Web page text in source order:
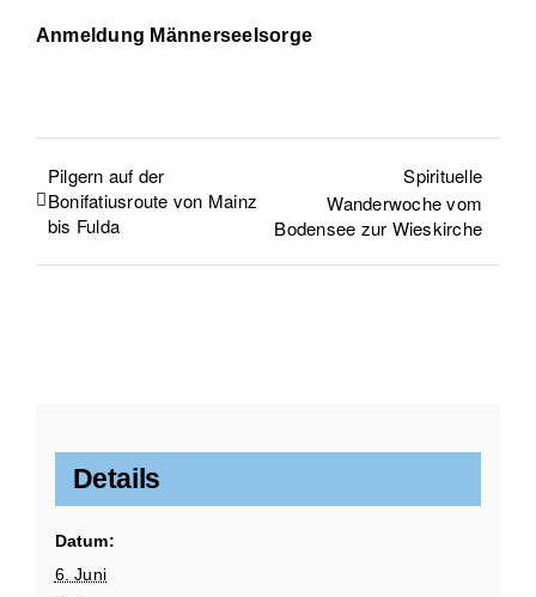
Anmeldung Männerseelsorge
Pilgern auf der
Bonifatiusroute von Mainz
bis Fulda
Spirituelle
Wanderwoche vom
Bodensee zur Wieskirche
Details
Datum:
6. Juni